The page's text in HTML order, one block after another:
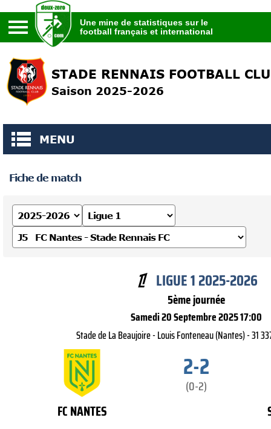
football français et international
Une mine de statistiques sur le
football français et international
STADE RENNAIS FOOTBALL
Saison 2025-2026
MENU
Fiche de match
LIGUE 1 2025-2026
5ème journée
Samedi 20 Septembre 2025 17:00
Stade de La Beaujoire - Louis Fonteneau (Nantes) - 31
2-2
(0-2)
FC NANTES